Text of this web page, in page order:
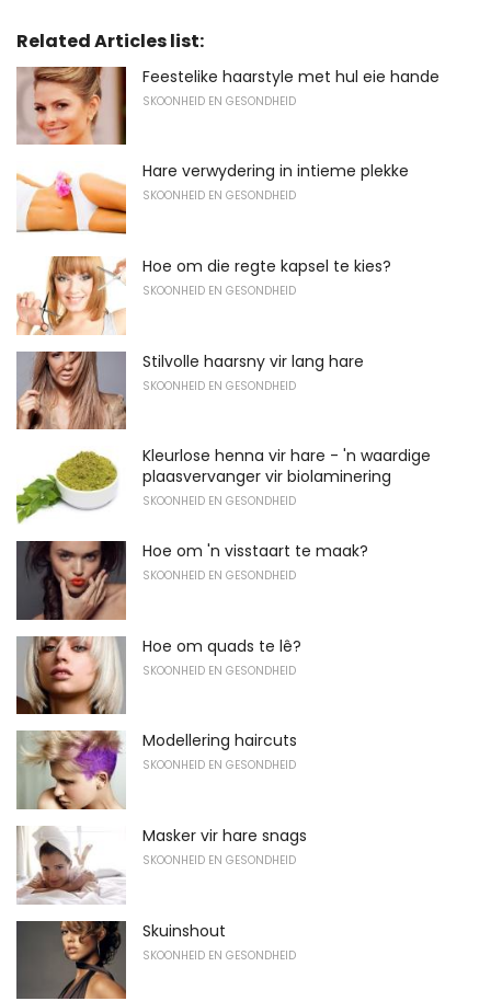
Related Articles list:
Feestelike haarstyle met hul eie hande
SKOONHEID EN GESONDHEID
Hare verwydering in intieme plekke
SKOONHEID EN GESONDHEID
Hoe om die regte kapsel te kies?
SKOONHEID EN GESONDHEID
Stilvolle haarsny vir lang hare
SKOONHEID EN GESONDHEID
Kleurlose henna vir hare - 'n waardige
plaasvervanger vir biolaminering
SKOONHEID EN GESONDHEID
Hoe om 'n visstaart te maak?
SKOONHEID EN GESONDHEID
Hoe om quads te lê?
SKOONHEID EN GESONDHEID
Modellering haircuts
SKOONHEID EN GESONDHEID
Masker vir hare snags
SKOONHEID EN GESONDHEID
Skuinshout
SKOONHEID EN GESONDHEID